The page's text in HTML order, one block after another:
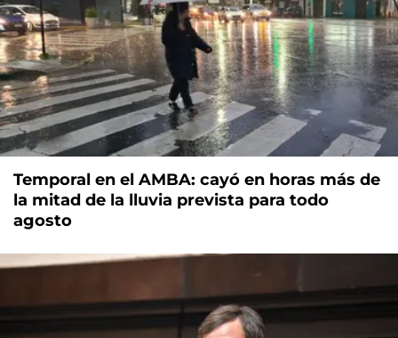
Temporal en el AMBA: cayó en horas más de
la mitad de la lluvia prevista para todo
agosto